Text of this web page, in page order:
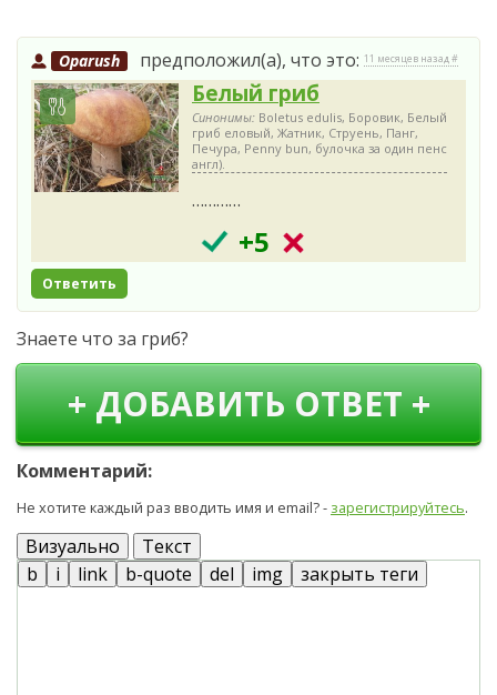
Oparush предположил(а), что это: 11 месяцев назад #
Белый гриб
Синонимы: Boletus edulis, Боровик, Белый
гриб еловый, Жатник, Струень, Панг,
Печура, Penny bun, булочка за один пенс
англ).
…………
+5
Ответить
Знаете что за гриб?
+ ДОБАВИТЬ ОТВЕТ +
Комментарий:
Не хотите каждый раз вводить имя и email? - зарегистрируйтесь.
Визуально Текст